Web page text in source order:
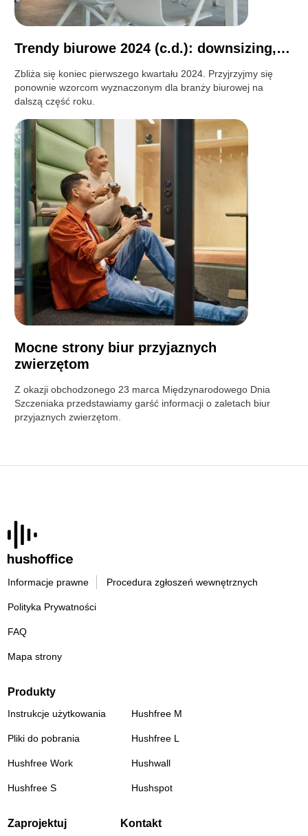
Trendy biurowe 2024 (c.d.): downsizing,…
Zbliża się koniec pierwszego kwartału 2024. Przyjrzyjmy się
ponownie wzorcom wyznaczonym dla branży biurowej na
dalszą część roku.
Mocne strony biur przyjaznych
zwierzętom
Z okazji obchodzonego 23 marca Międzynarodowego Dnia
Szczeniaka przedstawiamy garść informacji o zaletach biur
przyjaznych zwierzętom.
Informacje prawne Procedura zgłoszeń wewnętrznych
Polityka Prywatności
FAQ
Mapa strony
Produkty
Instrukcje użytkowania
Pliki do pobrania
Hushfree Work
Hushfree S
Hushfree M
Hushfree L
Hushwall
Hushspot
Zaprojektuj Kontakt